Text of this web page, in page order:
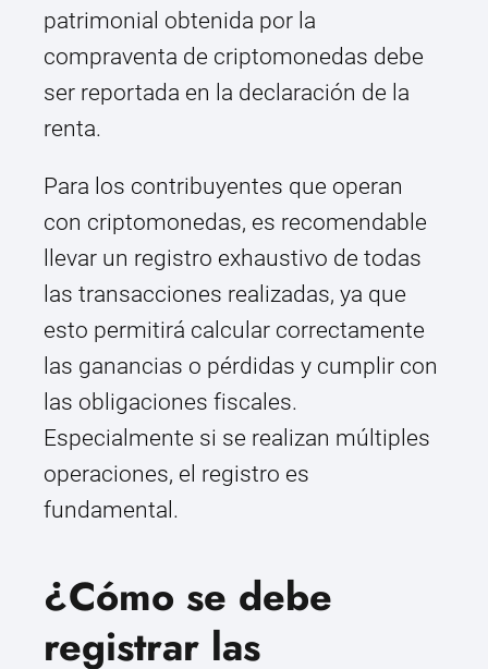
patrimonial obtenida por la
compraventa de criptomonedas debe
ser reportada en la declaración de la
renta.
Para los contribuyentes que operan
con criptomonedas, es recomendable
llevar un registro exhaustivo de todas
las transacciones realizadas, ya que
esto permitirá calcular correctamente
las ganancias o pérdidas y cumplir con
las obligaciones fiscales.
Especialmente si se realizan múltiples
operaciones, el registro es
fundamental.
¿Cómo se debe
registrar las